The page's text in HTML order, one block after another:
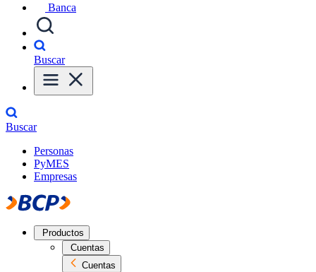
Banca
Buscar
Buscar
Personas
PyMES
Empresas
Productos
Cuentas
Cuentas